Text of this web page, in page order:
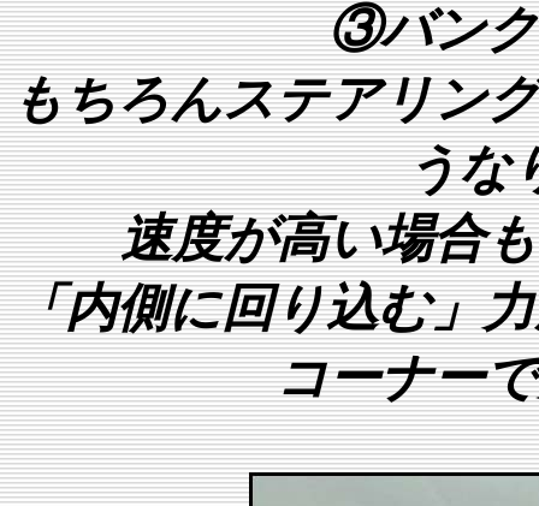
③バン
もちろんステアリン
うな
速度が高い場合
「内側に回り込む」
コーナー